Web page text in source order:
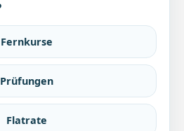
Fernkurse
Prüfungen
Flatrate